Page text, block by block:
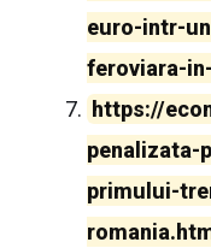
euro-intr-
feroviara-
https://
penalizata-
primului-